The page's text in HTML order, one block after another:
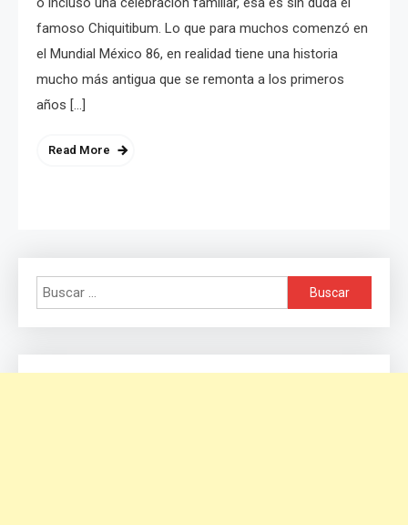
famoso Chiquitibum. Lo que para muchos comenzó en
el Mundial México 86, en realidad tiene una historia
mucho más antigua que se remonta a los primeros
años […]
Read More
Buscar: